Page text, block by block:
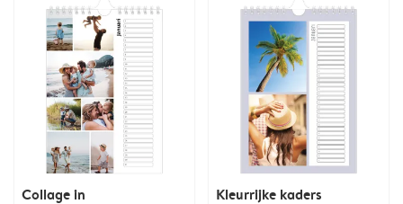
Collage in
Kleurrijke kaders